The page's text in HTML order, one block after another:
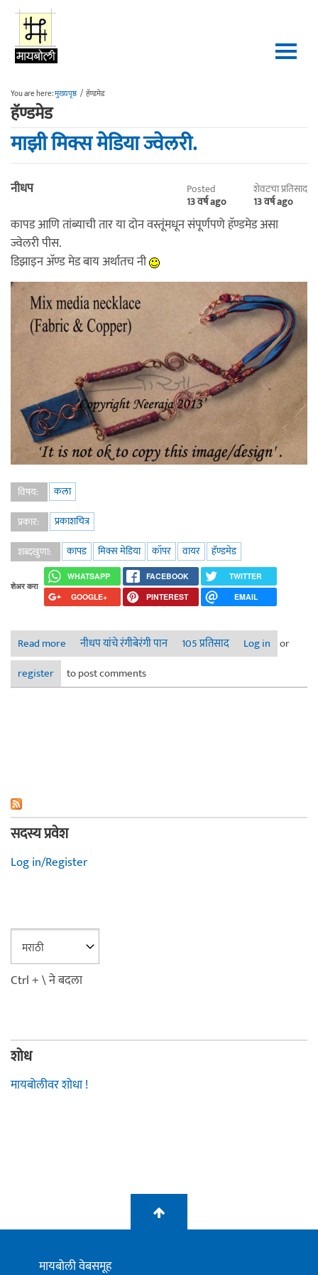
Skip to main content
You are here:मुख्यपृष्ठ / हॅण्डमेड
हॅण्डमेड
माझी मिक्स मेडिया ज्वेलरी.
नीधप Posted
13 वर्ष ago
शेवटचा प्रतिसाद
13 वर्ष ago
कापड आणि तांब्याची तार या दोन वस्तूंमधून संपूर्णपणे हॅण्डमेड असा
ज्वेलरी पीस.
डिझाइन अ‍ॅण्ड मेड बाय अर्थातच नी
विषय:
कला
प्रकार:
प्रकाशचित्र
शब्दखुणा:
कापड मिक्स मेडिया कॉपर वायर हॅण्डमेड
शेअर करा
WHATSAPP FACEBOOK
TWITTER
GOOGLE+
PINTEREST EMAIL
Read more about माझी मिक्स मेडिया ज्वेलरी.
नीधप यांचे रंगीबेरंगी पान 105 प्रतिसाद Log in or
register
to post comments
सदस्य प्रवेश
Log in/Register
Ctrl + \ ने बदला
शोध
मायबोलीवर शोधा !
मायबोली वेबसमूह